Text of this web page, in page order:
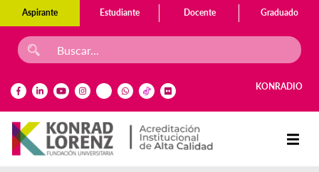
Aspirante Estudiante Docente Graduado
KONRADIO